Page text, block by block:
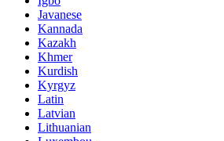
Javanese
Kannada
Kazakh
Khmer
Kurdish
Kyrgyz
Latin
Latvian
Lithuanian